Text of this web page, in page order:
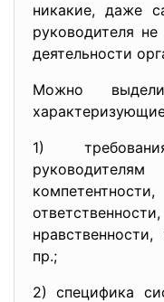
никакие, даже
руководителя
деятельности
Можно
1)
пр.;
2) специфика